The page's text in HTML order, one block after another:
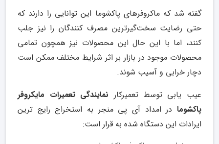
گفته شد که ماکروفرهای پاکشوما این توانایی را دارند که
حتی رضایت سخت‌گیرترین مصرف کنندگان را نیز جلب
کنند، اما با این حال این محصولات نیز همچون تمامی
محصولات موجود در بازار بر اثر شرایط مختلف ممکن است
دچار خرابی و آسیب شوند.
عیب یابی توسط تعمیرکار نمایندگی تعمیرات مایکروفر
پاکشوما در امداد آی پی منجر به استخراج رایج ترین
ایرادات این دستگاه شده به قرار است: